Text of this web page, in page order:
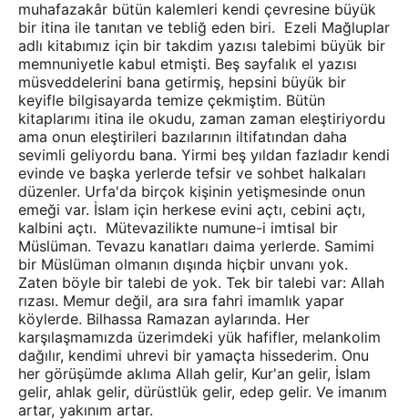
muhafazakâr bütün kalemleri kendi çevresine büyük
bir itina ile tanıtan ve tebliğ eden biri. Ezeli Mağluplar
adlı kitabımız için bir takdim yazısı talebimi büyük bir
memnuniyetle kabul etmişti. Beş sayfalık el yazısı
müsveddelerini bana getirmiş, hepsini büyük bir
keyifle bilgisayarda temize çekmiştim. Bütün
kitaplarımı itina ile okudu, zaman zaman eleştiriyordu
ama onun eleştirileri bazılarının iltifatından daha
sevimli geliyordu bana. Yirmi beş yıldan fazladır kendi
evinde ve başka yerlerde tefsir ve sohbet halkaları
düzenler. Urfa'da birçok kişinin yetişmesinde onun
emeği var. İslam için herkese evini açtı, cebini açtı,
kalbini açtı. Mütevazilikte numune-i imtisal bir
Müslüman. Tevazu kanatları daima yerlerde. Samimi
bir Müslüman olmanın dışında hiçbir unvanı yok.
Zaten böyle bir talebi de yok. Tek bir talebi var: Allah
rızası. Memur değil, ara sıra fahri imamlık yapar
köylerde. Bilhassa Ramazan aylarında. Her
karşılaşmamızda üzerimdeki yük hafifler, melankolim
dağılır, kendimi uhrevi bir yamaçta hissederim. Onu
her görüşümde aklıma Allah gelir, Kur'an gelir, İslam
gelir, ahlak gelir, dürüstlük gelir, edep gelir. Ve imanım
artar, yakınım artar.